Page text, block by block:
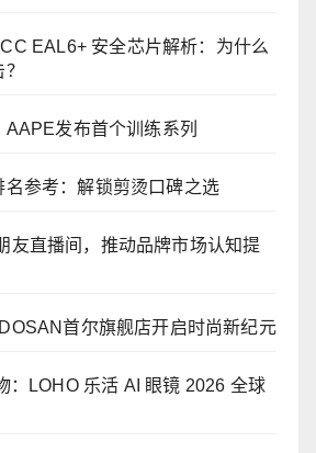
EAL6+ 安全芯片解析：为什么
AAPE发布首个训练系列
名参考：解锁剪烫口碑之选
友直播间，推动品牌市场认知提
首尔旗舰店开启时尚新纪元
：LOHO 乐活 AI 眼镜 2026 全球